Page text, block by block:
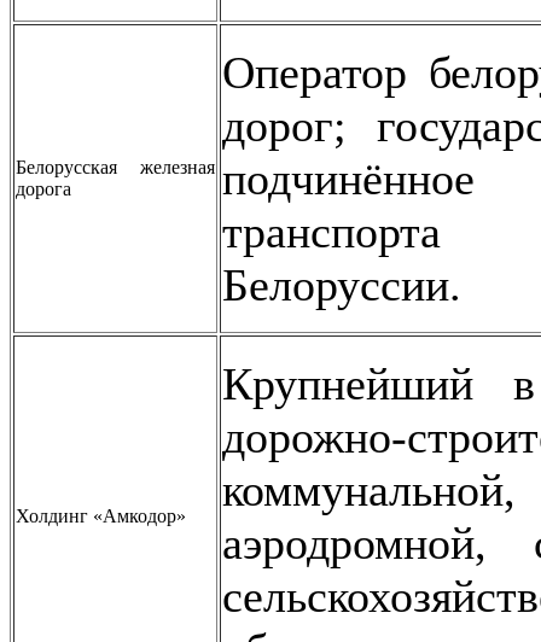
Белорусская железная
дорога
Оператор
дорог;
Белоруссии.
Холдинг «Амкодор»
Крупнейший
дорожно-
аэродромной,